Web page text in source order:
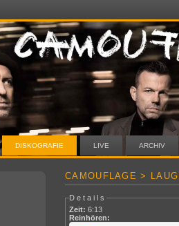
DISKOGRAFIE LIVE ARCHIV
CAMOUFLAGE >
Details
Zeit: 6:13
Reinhören: